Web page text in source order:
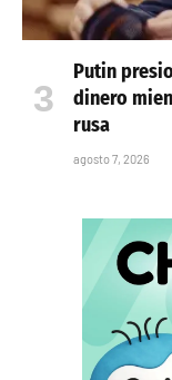
Putin
dinero
rusa
agosto 7, 2026